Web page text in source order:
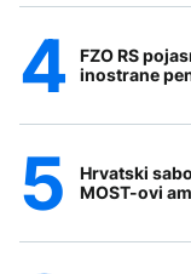
FZO RS
inostrane
Hrvatski
MOST-ovi